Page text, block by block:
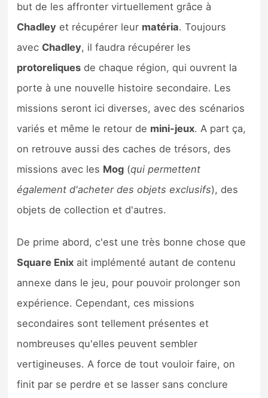
but de les affronter virtuellement grâce à
Chadley et récupérer leur matéria. Toujours
avec Chadley, il faudra récupérer les
protoreliques de chaque région, qui ouvrent la
porte à une nouvelle histoire secondaire. Les
missions seront ici diverses, avec des scénarios
variés et même le retour de mini-jeux. A part ça,
on retrouve aussi des caches de trésors, des
missions avec les Mog (qui permettent
également d'acheter des objets exclusifs), des
objets de collection et d'autres.
De prime abord, c'est une très bonne chose que
Square Enix ait implémenté autant de contenu
annexe dans le jeu, pour pouvoir prolonger son
expérience. Cependant, ces missions
secondaires sont tellement présentes et
nombreuses qu'elles peuvent sembler
vertigineuses. A force de tout vouloir faire, on
finit par se perdre et se lasser sans conclure